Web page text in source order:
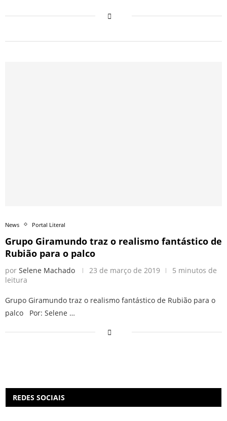
News Portal Literal
Grupo Giramundo traz o realismo fantástico de
Rubião para o palco
por Selene Machado 23 de março de 2019
5 minutos de
leitura
Grupo Giramundo traz o realismo fantástico de Rubião para o
palco Por: Selene …
REDES SOCIAIS